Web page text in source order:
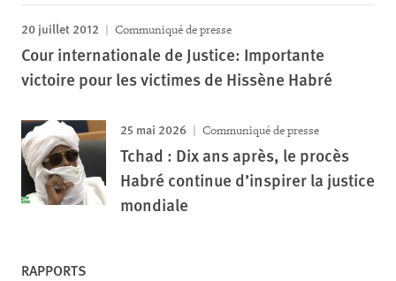
20 juillet 2012 Communiqué de presse
Cour internationale de Justice: Importante
victoire pour les victimes de Hissène Habré
25 mai 2026 Communiqué de presse
Tchad : Dix ans après, le procès
Habré continue d’inspirer la justice
mondiale
RAPPORTS